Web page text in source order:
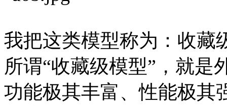
我把这类模型称为：收藏
所谓“收藏级模型”，就是
功能极其丰富、性能极其